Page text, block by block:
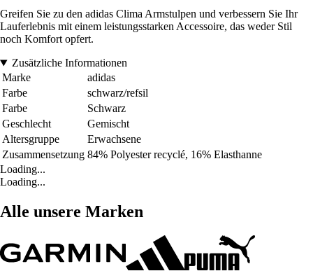
Greifen Sie zu den adidas Clima Armstulpen und verbessern Sie Ihr
Lauferlebnis mit einem leistungsstarken Accessoire, das weder Stil
noch Komfort opfert.
Zusätzliche Informationen
Marke
adidas
Farbe
schwarz/refsil
Farbe
Schwarz
Geschlecht
Gemischt
Altersgruppe
Erwachsene
Zusammensetzung 84% Polyester recyclé, 16% Elasthanne
Loading...
Loading...
Alle unsere Marken